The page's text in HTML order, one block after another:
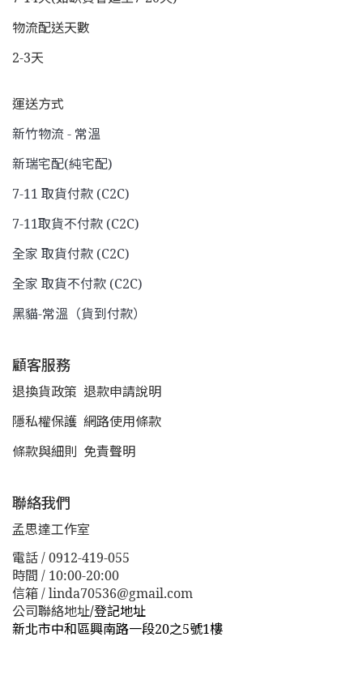
物流配送天數
2-3天
運送方式
新竹物流 - 常溫
新瑞宅配(純宅配)
7-11 取貨付款 (C2C)
7-11取貨不付款 (C2C)
全家 取貨付款 (C2C)
全家 取貨不付款 (C2C)
黑貓-常溫（貨到付款）
顧客服務
退換貨政策 退款申請說明
隱私權保護 網路使用條款
條款與細則 免責聲明
聯絡我們
孟思達工作室
電話 / 0912-419-055
時間 / 10:00-20:00
信箱 / linda70536@gmail.com
公司聯絡地址/登記地址
新北市中和區興南路一段20之5號1樓